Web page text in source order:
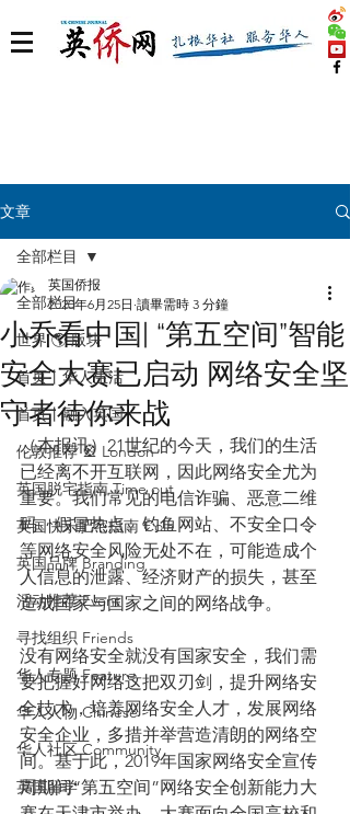
文章
全部栏目
世界 🌎 版块
首页丨华人生活
首页丨融入英国
伦敦推荐 🎡 London
英国脱宅指南 Time out
英国快乐肥宅指南 Cola
英国品牌 Branding
活动推荐 Event
寻找组织 Friends
华人专题 Feature
华人人物 Chinese
华人社区 Community
英国留学
全部栏目
小乔看中国| “第五空间”智能
安全大赛已启动 网络安全坚
守者待你来战
英国侨报
2020年6月25日 讀畢需時 3 分鐘
（本报讯）21世纪的今天，我们的生活
已经离不开互联网，因此网络安全尤为
重要。我们常见的电信诈骗、恶意二维
码、假冒热点、钓鱼网站、不安全口令
等网络安全风险无处不在，可能造成个
人信息的泄露、经济财产的损失，甚至
造成国家与国家之间的网络战争。
没有网络安全就没有国家安全，我们需
要把握好网络这把双刃剑，提升网络安
全技术，培养网络安全人才，发展网络
安全企业，多措并举营造清朗的网络空
间。基于此，2019年国家网络安全宣传
周期间“第五空间”网络安全创新能力大